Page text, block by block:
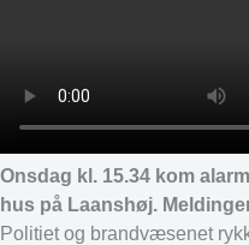
Onsdag kl. 15.34 kom
hus på Laanshøj.
Politiet og brandvæsenet